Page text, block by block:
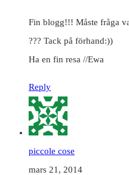
Fin blogg!!! Måste fråga
??? Tack på förhand:))
Ha en fin resa //Ewa
Reply
piccole cose
mars 21, 2014